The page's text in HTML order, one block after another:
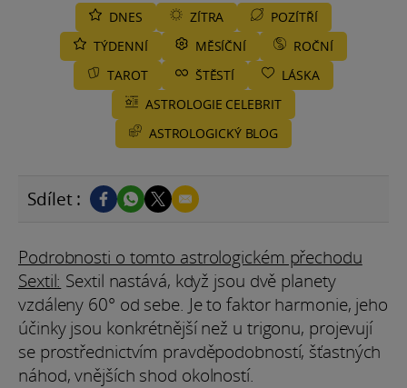
DNES ZÍTRA
POZÍTŘÍ
TÝDENNÍ
MĚSÍČNÍ
ROČNÍ
TAROT
ŠTĚSTÍ
LÁSKA
ASTROLOGIE CELEBRIT
ASTROLOGICKÝ BLOG
Sdílet :
Podrobnosti o tomto astrologickém přechodu
Sextil: Sextil nastává, když jsou dvě planety
vzdáleny 60° od sebe. Je to faktor harmonie, jeho
účinky jsou konkrétnější než u trigonu, projevují
se prostřednictvím pravděpodobností, šťastných
náhod, vnějších shod okolností.